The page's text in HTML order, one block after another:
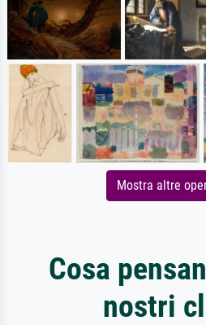
Mostra altre
Cosa
nostri